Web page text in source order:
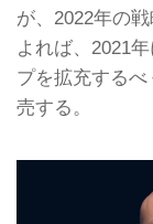
が、2022年の
よれば、2021
プを拡充する
売する。